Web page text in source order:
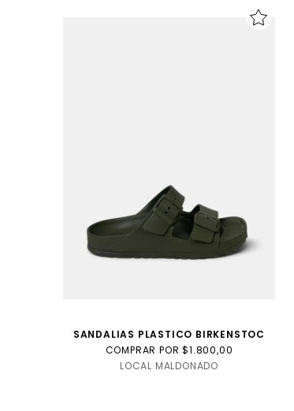
SANDALIAS PLASTICO BIRKENSTOC
COMPRAR POR $1.800,00
LOCAL MALDONADO